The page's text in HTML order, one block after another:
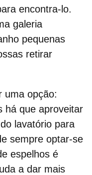
encontra-lo.
galeria
pequenas
retirar
uma opção:
há que aproveitar
lavatório para
sempre optar-se
espelhos é
a dar mais